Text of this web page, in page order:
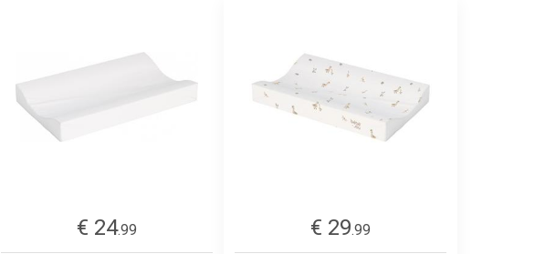
€ 24.99
€ 29.99